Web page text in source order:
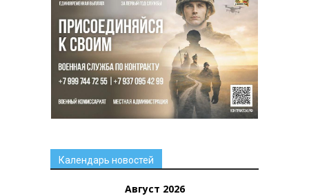
Календарь новостей
Август 2026